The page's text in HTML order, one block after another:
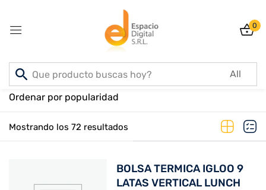
0
Inicio PRODUCTOS
Mostrando los 72 resultados
Ordenar por popularidad
BOLSA TERMICA IGLOO 9
LATAS VERTICAL LUNCH
Sign in
Remember me
Log In